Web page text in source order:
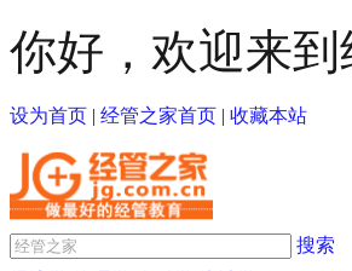
你好，欢迎来到
设为首页 | 经管之家首页 | 收藏本站
搜索